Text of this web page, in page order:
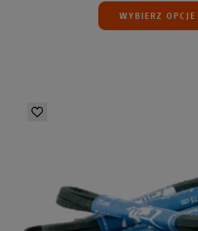
WYBIERZ OPCJE